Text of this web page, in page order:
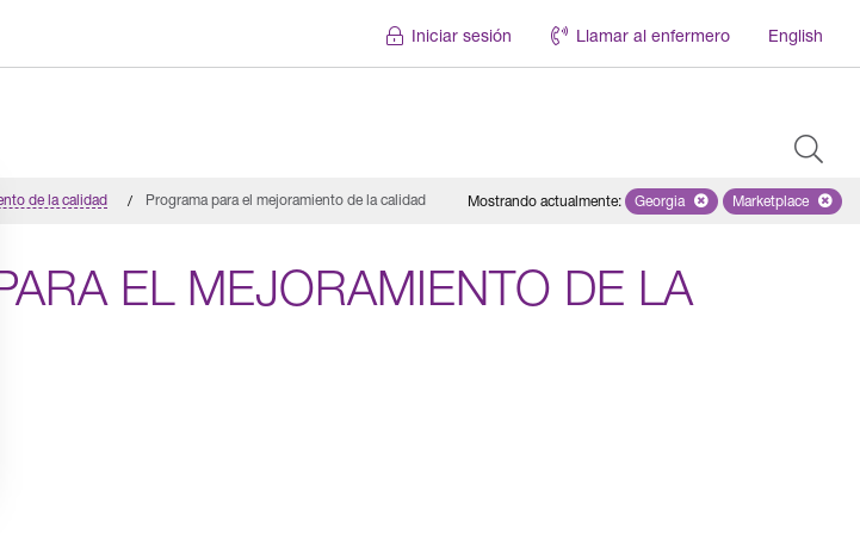
Iniciar sesión Llamar al enfermero English
de la calidad Programa para el mejoramiento de la calidad Mostrando actualmente: Remove selected state
Georgia Remove
Marketplace
EL MEJORAMIENTO DE LA